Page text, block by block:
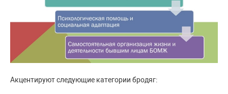
Акцентируют следующие категории бродяг: